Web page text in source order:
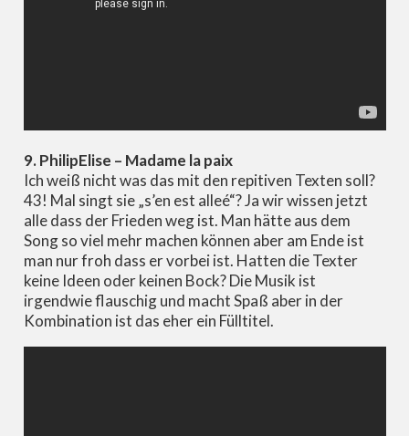
9. PhilipElise – Madame la paix
Ich weiß nicht was das mit den repitiven Texten soll?
43! Mal singt sie „s’en est alleé“? Ja wir wissen jetzt
alle dass der Frieden weg ist. Man hätte aus dem
Song so viel mehr machen können aber am Ende ist
man nur froh dass er vorbei ist. Hatten die Texter
keine Ideen oder keinen Bock? Die Musik ist
irgendwie flauschig und macht Spaß aber in der
Kombination ist das eher ein Fülltitel.